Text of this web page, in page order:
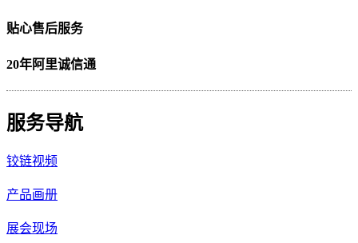
贴心售后服务
20年阿里诚信通
服务导航
铰链视频
产品画册
展会现场